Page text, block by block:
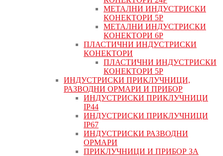
МЕТАЛНИ ИНДУСТРИСКИ
КОНЕКТОРИ 5P
МЕТАЛНИ ИНДУСТРИСКИ
КОНЕКТОРИ 6P
ПЛАСТИЧНИ ИНДУСТРИСКИ
КОНЕКТОРИ
ПЛАСТИЧНИ ИНДУСТРИСКИ
КОНЕКТОРИ 5P
ИНДУСТРИСКИ ПРИКЛУЧНИЦИ,
РАЗВОДНИ ОРМАРИ И ПРИБОР
ИНДУСТРИСКИ ПРИКЛУЧНИЦИ
IP44
ИНДУСТРИСКИ ПРИКЛУЧНИЦИ
IP67
ИНДУСТРИСКИ РАЗВОДНИ
ОРМАРИ
ПРИКЛУЧНИЦИ И ПРИБОР ЗА